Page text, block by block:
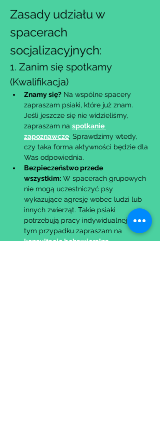
Zasady udziału w
spacerach
socjalizacyjnych:
1. Zanim się spotkamy
(Kwalifikacja)
Znamy się? Na wspólne spacery
zapraszam psiaki, które już znam.
Jeśli jeszcze się nie widzieliśmy,
zapraszam na spotkanie
zapoznawcze. Sprawdzimy wtedy,
czy taka forma aktywności będzie dla
Was odpowiednia.
Bezpieczeństwo przede
wszystkim: W spacerach grupowych
nie mogą uczestniczyć psy
wykazujące agresję wobec ludzi lub
innych zwierząt. Takie psiaki
potrzebują pracy indywidualnej – w
tym przypadku zapraszam na
konsultację behawioralną.